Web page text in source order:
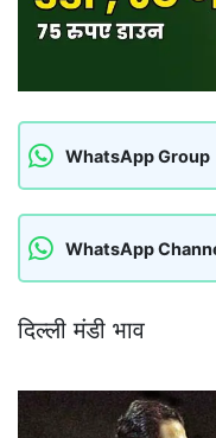
WhatsApp Group
WhatsApp
दिल्ली मंडी भाव